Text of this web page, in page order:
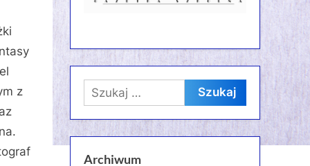
z
Szukaj:
Archiwum